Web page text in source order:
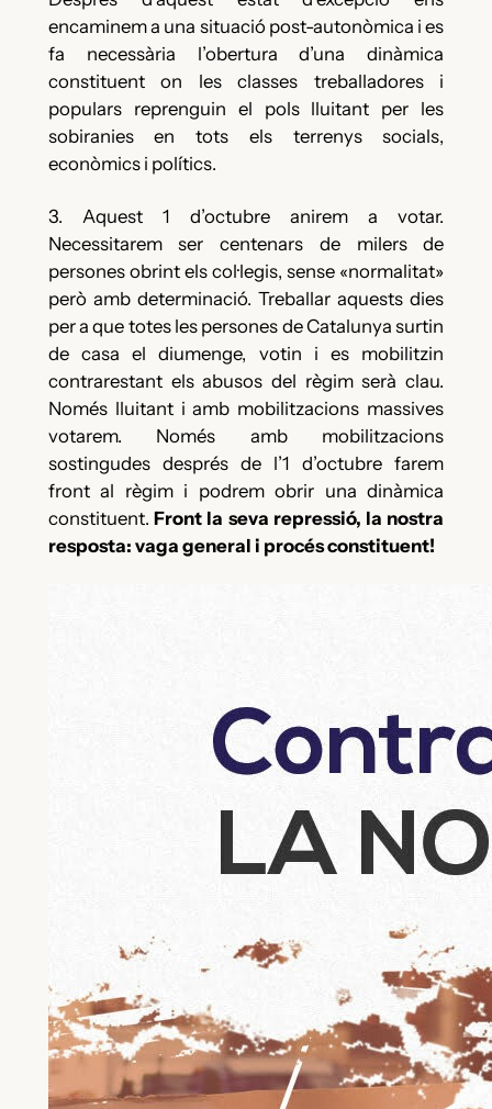
encaminem a una situació post-autonòmica i es
fa necessària l’obertura d’una dinàmica
constituent on les classes treballadores i
populars reprenguin el pols lluitant per les
sobiranies en tots els terrenys socials,
econòmics i polítics.
3. Aquest 1 d’octubre anirem a votar.
Necessitarem ser centenars de milers de
persones obrint els col·legis, sense «normalitat»
però amb determinació. Treballar aquests dies
per a que totes les persones de Catalunya surtin
de casa el diumenge, votin i es mobilitzin
contrarestant els abusos del règim serà clau.
Només lluitant i amb mobilitzacions massives
votarem. Només amb mobilitzacions
sostingudes després de l’1 d’octubre farem
front al règim i podrem obrir una dinàmica
constituent.Front la seva repressió, la nostra
resposta: vaga general i procés constituent!